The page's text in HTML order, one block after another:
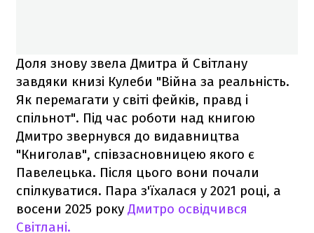
Доля знову звела Дмитра й Світлану
завдяки книзі Кулеби "Війна за реальність.
Як перемагати у світі фейків, правд і
спільнот". Під час роботи над книгою
Дмитро звернувся до видавництва
"Книголав", співзасновницею якого є
Павелецька. Після цього вони почали
спілкуватися. Пара з'їхалася у 2021 році, а
восени 2025 року Дмитро освідчився
Світлані.